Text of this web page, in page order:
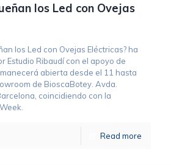
los Led con Ovejas
los Led con Ovejas Eléctricas? ha
Estudio Ribaudí con el apoyo de
abierta desde el 11 hasta
de BioscaBotey. Avda.
coincidiendo con la
Read more